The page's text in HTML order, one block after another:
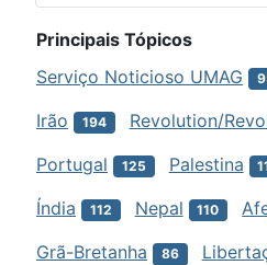
Principais Tópicos
Serviço Noticioso UMAG
Irão 194 Revolution/
Portugal 125 Palestina
Índia 112 Nepal 110
Grã-Bretanha 86